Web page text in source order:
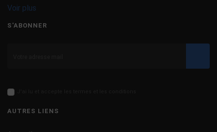
Voir plus